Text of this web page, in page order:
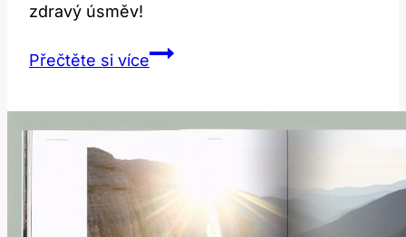
zdravý úsměv!
Přečtěte si víceBělení
Kde
služby?